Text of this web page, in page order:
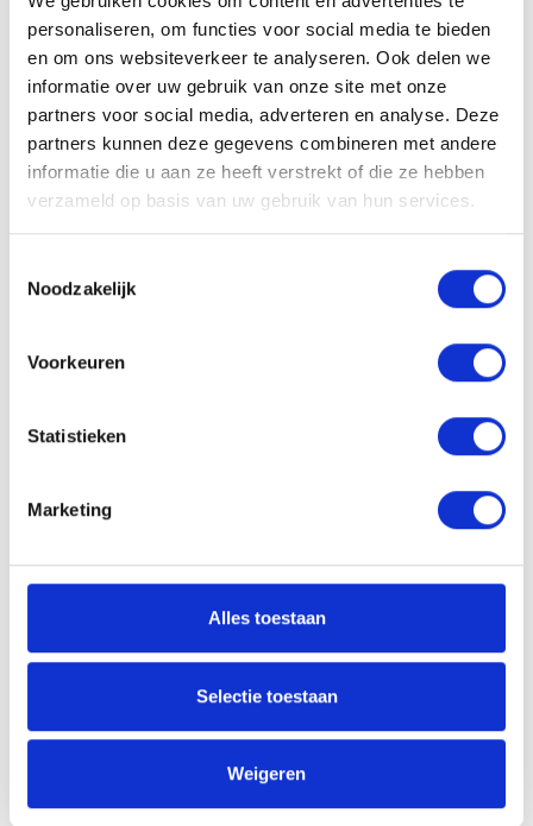
personaliseren, om functies voor social media te bieden
en om ons websiteverkeer te analyseren. Ook delen we
informatie over uw gebruik van onze site met onze
partners voor social media, adverteren en analyse. Deze
partners kunnen deze gegevens combineren met andere
informatie die u aan ze heeft verstrekt of die ze hebben
verzameld op basis van uw gebruik van hun services.
Noodzakelijk
Voorkeuren
Statistieken
Marketing
Alles toestaan
Selectie toestaan
Weigeren
pH-waarde
4,3 – 4,7
Aan verlanglijst toevoegen Delen
Onze kappers helpen je graag verder!
Gerelateerde producten
Cool Glow Cleanser
Incl. btw
Glow Conditioner
34,40
Incl. btw
Glow Mask
Incl. btw
Reviews